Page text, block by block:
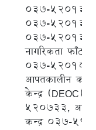
037-520133
037-520131
037-520132
नागरिकता फाँट,
037-520182,
आपतकालीन
केन्द्र
520733,
कन्द्र 037-